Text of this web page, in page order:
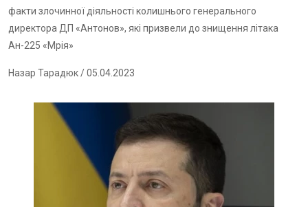
факти злочинної діяльності колишнього генерального
директора ДП «Антонов», які призвели до знищення літака
Ан-225 «Мрія»
Назар Тарадюк/ 05.04.2023